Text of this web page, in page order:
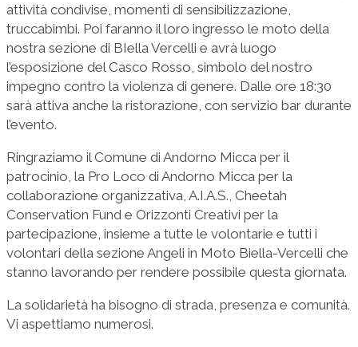
attività condivise, momenti di sensibilizzazione,
truccabimbi. Poi faranno il loro ingresso le moto della
nostra sezione di BIella Vercelli e avrà luogo
l’esposizione del Casco Rosso, simbolo del nostro
impegno contro la violenza di genere. Dalle ore 18:30
sarà attiva anche la ristorazione, con servizio bar durante
l’evento.
Ringraziamo il Comune di Andorno Micca per il
patrocinio, la Pro Loco di Andorno Micca per la
collaborazione organizzativa, A.I.A.S., Cheetah
Conservation Fund e Orizzonti Creativi per la
partecipazione, insieme a tutte le volontarie e tutti i
volontari della sezione Angeli in Moto Biella-Vercelli che
stanno lavorando per rendere possibile questa giornata.
La solidarietà ha bisogno di strada, presenza e comunità.
Vi aspettiamo numerosi.